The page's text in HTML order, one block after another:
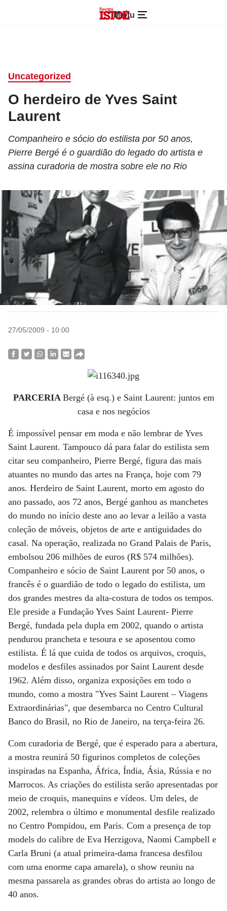
Menu
Uncategorized
O herdeiro de Yves Saint
Laurent
Companheiro e sócio do estilista por 50 anos,
Pierre Bergé é o guardião do legado do artista e
assina curadoria de mostra sobre ele no Rio
27/05/2009 - 10:00
PARCERIA Bergé (à esq.) e Saint Laurent: juntos em
casa e nos negócios
É impossível pensar em moda e não lembrar de Yves
Saint Laurent. Tampouco dá para falar do estilista sem
citar seu companheiro, Pierre Bergé, figura das mais
atuantes no mundo das artes na França, hoje com 79
anos. Herdeiro de Saint Laurent, morto em agosto do
ano passado, aos 72 anos, Bergé ganhou as manchetes
do mundo no início deste ano ao levar a leilão a vasta
coleção de móveis, objetos de arte e antiguidades do
casal. Na operação, realizada no Grand Palais de Paris,
embolsou 206 milhões de euros (R$ 574 milhões).
Companheiro e sócio de Saint Laurent por 50 anos, o
francês é o guardião de todo o legado do estilista, um
dos grandes mestres da alta-costura de todos os tempos.
Ele preside a Fundação Yves Saint Laurent- Pierre
Bergé, fundada pela dupla em 2002, quando o artista
pendurou prancheta e tesoura e se aposentou como
estilista. É lá que cuida de todos os arquivos, croquis,
modelos e desfiles assinados por Saint Laurent desde
1962. Além disso, organiza exposições em todo o
mundo, como a mostra "Yves Saint Laurent – Viagens
Extraordinárias", que desembarca no Centro Cultural
Banco do Brasil, no Rio de Janeiro, na terça-feira 26.
Com curadoria de Bergé, que é esperado para a abertura,
a mostra reunirá 50 figurinos completos de coleções
inspiradas na Espanha, África, Índia, Ásia, Rússia e no
Marrocos. As criações do estilista serão apresentadas por
meio de croquis, manequins e vídeos. Um deles, de
2002, relembra o último e monumental desfile realizado
no Centro Pompidou, em Paris. Com a presença de top
models do calibre de Eva Herzigova, Naomi Campbell e
Carla Bruni (a atual primeira-dama francesa desfilou
com uma enorme capa amarela), o show reuniu na
mesma passarela as grandes obras do artista ao longo de
40 anos.